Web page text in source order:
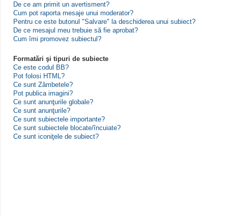
De ce am primit un avertisment?
Cum pot raporta mesaje unui moderator?
Pentru ce este butonul "Salvare" la deschiderea unui subiect?
De ce mesajul meu trebuie să fie aprobat?
Cum îmi promovez subiectul?
Formatări şi tipuri de subiecte
Ce este codul BB?
Pot folosi HTML?
Ce sunt Zâmbetele?
Pot publica imagini?
Ce sunt anunţurile globale?
Ce sunt anunţurile?
Ce sunt subiectele importante?
Ce sunt subiectele blocate/încuiate?
Ce sunt iconiţele de subiect?